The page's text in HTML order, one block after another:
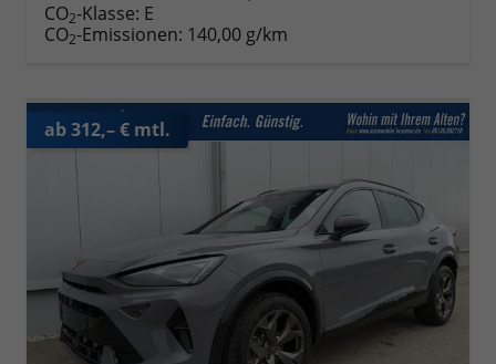
CO2-Klasse: E
CO2-Emissionen: 140,00 g/km
ab 312,– € mtl.